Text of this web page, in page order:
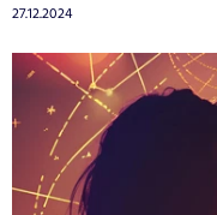
27.12.2024